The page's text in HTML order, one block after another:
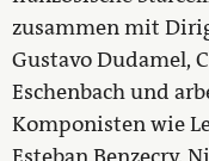
zusammen mit
Gustavo Dudamel,
Eschenbach und
Komponisten wie